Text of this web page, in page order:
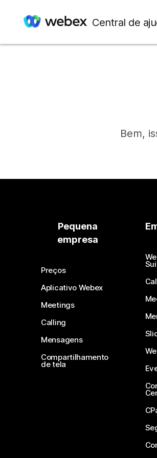
Central de
Bem,
Pequena
empresa
Preços
Aplicativo Webex
Meetings
Calling
Mensagens
Compartilhamento
de tela